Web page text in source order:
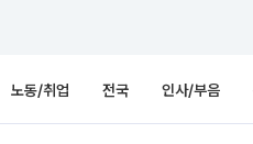
노동/취업 전국 인사/부음